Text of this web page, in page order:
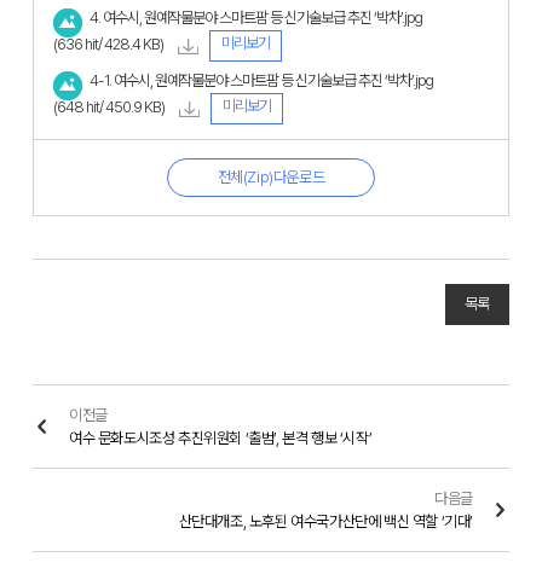
4. 여수시, 원예작물분야 스마트팜 등 신기술보급 추진 ‘박차’.jpg
(636 hit/ 428.4 KB)
미리보기
4-1. 여수시, 원예작물분야 스마트팜 등 신기술보급 추진 ‘박차’.jpg
(648 hit/ 450.9 KB)
미리보기
전체(Zip)다운로드
목록
이전글
여수 문화도시조성 추진위원회 ‘출범’, 본격 행보 ‘시작’
다음글
산단대개조, 노후된 여수국가산단에 백신 역할 ‘기대’